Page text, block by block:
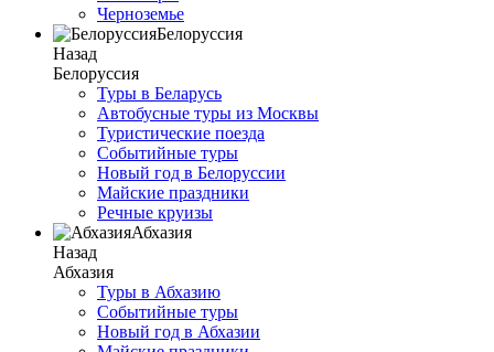
Черноземье
Белоруссия
Назад
Белоруссия
Туры в Беларусь
Автобусные туры из Москвы
Туристические поезда
Событийные туры
Новый год в Белоруссии
Майские праздники
Речные круизы
Абхазия
Назад
Абхазия
Туры в Абхазию
Событийные туры
Новый год в Абхазии